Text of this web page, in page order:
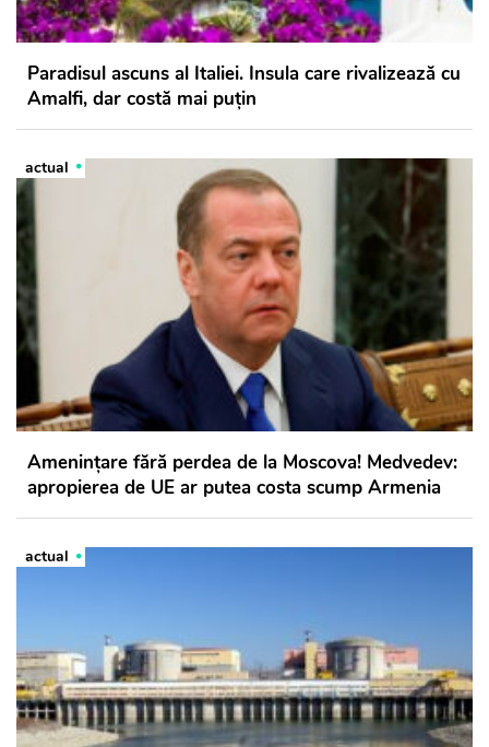
Paradisul ascuns al Italiei. Insula care rivalizează cu
Amalfi, dar costă mai puțin
actual
Amenințare fără perdea de la Moscova! Medvedev:
apropierea de UE ar putea costa scump Armenia
actual